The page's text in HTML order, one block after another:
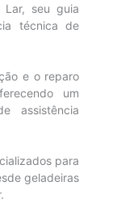
Lar, seu guia
técnica de
e o reparo
um
assistência
para
geladeiras